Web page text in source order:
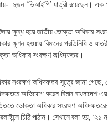
দুজন ‘ভিআইপি’ যাত্রী রয়েছেন। এক
ক্ষুব্ধ হয়ে জাতীয় ভোক্তা অধিকার
ক্ষুণ্ন হওয়ায় বিমানের প্রতিনিধি ও
অধিকার সংরক্ষণ অধিদফতর।
সংরক্ষণ অধিদফতর সূত্রে জানা গেছে,
অভিযোগ করেন বিমান বাংলাদেশ
ভোক্তা অধিকার সংরক্ষণ অধিদফতরের
চিঠি পাঠান। সেখানে বলা হয়,